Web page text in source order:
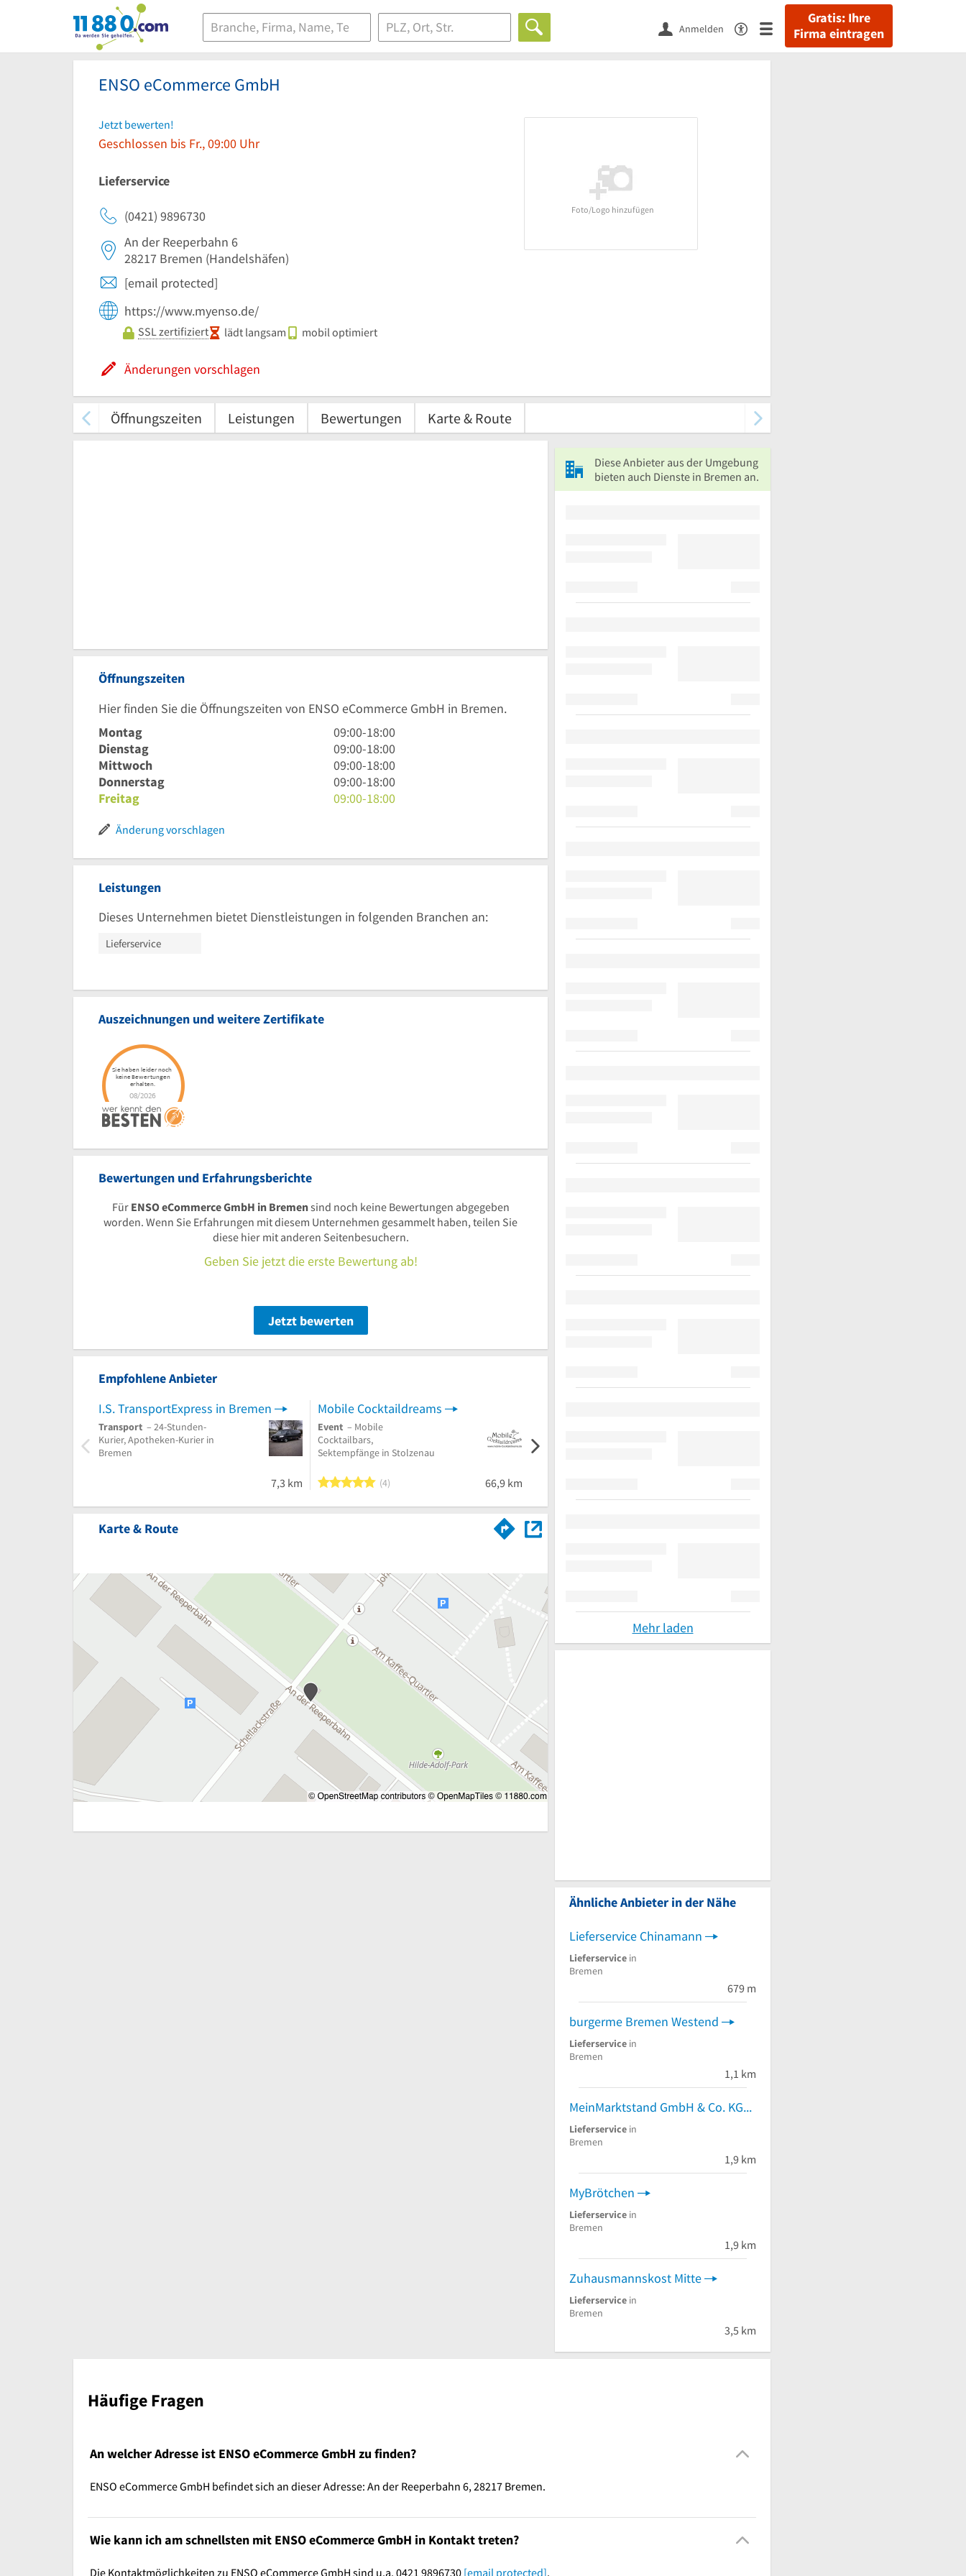
11880.com
Gratis: Ihre
Firma eintragen
Anmelden
ENSO eCommerce GmbH
Jetzt bewerten!
Geschlossen bis Fr., 09:00 Uhr
Lieferservice
Foto/Logo hinzufügen
(0421) 9896730
An der Reeperbahn 6
28217 Bremen (Handelshäfen)
[email protected]
https://www.myenso.de/
SSL zertifiziert lädt langsam mobil optimiert
Änderungen vorschlagen
Öffnungszeiten Leistungen Bewertungen Karte & Route
Öffnungszeiten
Hier finden Sie die Öffnungszeiten von ENSO eCommerce GmbH in Bremen.
Montag
9
Uhr
bis
18
Uhr
09:00-18:00
Dienstag
9
Uhr
bis
18
09:00-18:00
Mittwoch
9
Uhr
bis
09:00-18:00
Donnerstag
9
Uhr
09:00-18:00
Freitag
9
Uhr
09:00-18:00
Änderung vorschlagen
Leistungen
Dieses Unternehmen bietet Dienstleistungen in folgenden Branchen an:
Lieferservice
Auszeichnungen und weitere Zertifikate
Bewertungen und Erfahrungsberichte
Für ENSO eCommerce GmbH in Bremensind noch keine Bewertungen abgegeben
worden. Wenn Sie Erfahrungen mit diesem Unternehmen gesammelt haben, teilen Sie
diese hier mit anderen Seitenbesuchern.
Geben Sie jetzt die erste Bewertung ab!
Jetzt bewerten
Empfohlene Anbieter
I.S. TransportExpress in Bremen
Transport – 24-Stunden-
Kurier, Apotheken-Kurier in
Bremen
7,3 km
Mobile Cocktaildreams
Event – Mobile
Cocktailbars,
Sektempfänge in Stolzenau
5 von 5 Sternen
4 66,9 km
Karte & Route
Diese Anbieter aus der Umgebung
bieten auch Dienste in Bremen an.
Mehr laden
Ähnliche Anbieter in der Nähe
Lieferservice Chinamann
Lieferservice in
Bremen
679 m
burgerme Bremen Westend
Lieferservice in
Bremen
1,1 km
MeinMarktstand GmbH & Co. KG
Lieferservice in
Bremen
1,9 km
MyBrötchen
Lieferservice in
Bremen
1,9 km
Zuhausmannskost Mitte
Lieferservice in
Bremen
3,5 km
Häufige Fragen
An welcher Adresse ist ENSO eCommerce GmbH zu finden?
ENSO eCommerce GmbH befindet sich an dieser Adresse: An der Reeperbahn 6, 28217 Bremen.
Wie kann ich am schnellsten mit ENSO eCommerce GmbH in Kontakt treten?
Die Kontaktmöglichkeiten zu ENSO eCommerce GmbH sind u.a. 0421 9896730 [email protected].